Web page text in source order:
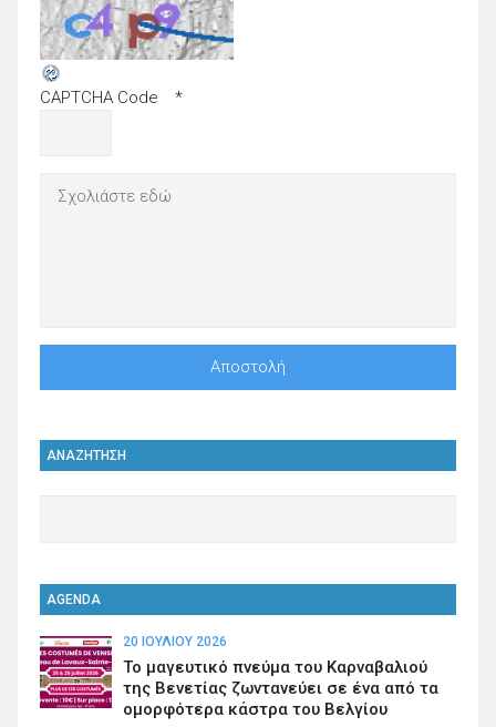
CAPTCHA Code *
ΑΝΑΖΗΤΗΣΗ
AGENDA
20 ΙΟΥΛΊΟΥ 2026
Το μαγευτικό πνεύμα του Καρναβαλιού
της Βενετίας ζωντανεύει σε ένα από τα
ομορφότερα κάστρα του Βελγίου